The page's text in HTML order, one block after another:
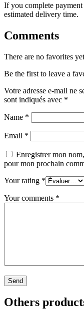
If you complete
estimated delivery time.
Comments
There are no favorites
Be the first to leave a
Votre adresse e-mail ne
sont indiqués avec *
Name *
Email *
Enregistrer mon
pour mon prochain
Your rating *
Your comments *
Others